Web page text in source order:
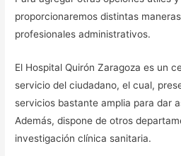
proporcionaremos distintas
profesionales administrativos.
El Hospital Quirón Zaragoza es un
servicio del ciudadano, el cual,
servicios bastante amplia para dar
Además, dispone de otros
investigación clínica sanitaria.